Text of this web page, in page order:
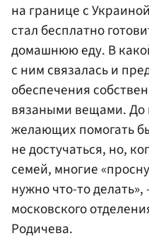
на границе с
стал бесплатно
домашнюю еду. В
с ним связалась и
обеспечения
вязаными вещами. До
желающих помогать
не достучаться, но,
семей, многие
нужно что-то
московского
Родичева.